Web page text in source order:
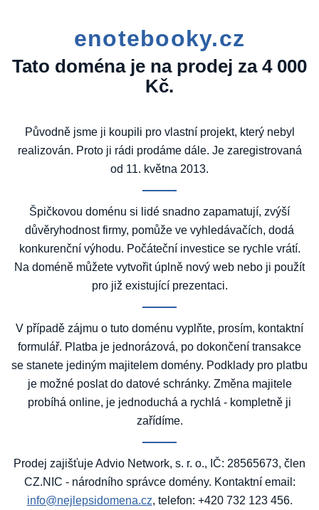
enotebooky.cz
Tato doména je na prodej za 4 000
Kč.
Původně jsme ji koupili pro vlastní projekt, který nebyl
realizován. Proto ji rádi prodáme dále. Je zaregistrovaná
od 11. května 2013.
Špičkovou doménu si lidé snadno zapamatují, zvýší
důvěryhodnost firmy, pomůže ve vyhledávačích, dodá
konkurenční výhodu. Počáteční investice se rychle vrátí.
Na doméně můžete vytvořit úplně nový web nebo ji použít
pro již existující prezentaci.
V případě zájmu o tuto doménu vyplňte, prosím, kontaktní
formulář. Platba je jednorázová, po dokončení transakce
se stanete jediným majitelem domény. Podklady pro platbu
je možné poslat do datové schránky. Změna majitele
probíhá online, je jednoduchá a rychlá - kompletně ji
zařídíme.
Prodej zajišťuje Advio Network, s. r. o., IČ: 28565673, člen
CZ.NIC - národního správce domény. Kontaktní email:
info@nejlepsidomena.cz, telefon: +420 732 123 456.